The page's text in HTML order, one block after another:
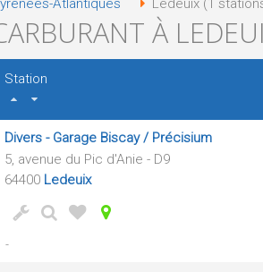
Atlantiques Ledeuix (1
À
Station
Divers - Garage Biscay / Précisium
5, avenue du Pic d'Anie - D9
64400 Ledeuix
-